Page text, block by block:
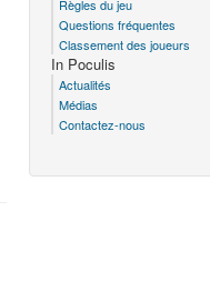
Règles du jeu
Questions fréquentes
Classement des joueurs
In Poculis
Actualités
Médias
Contactez-nous